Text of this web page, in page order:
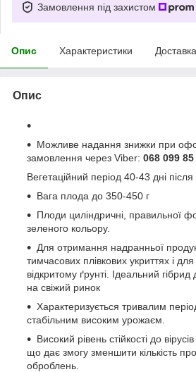
Замовлення під захистом
Опис Характеристики Доставка
Опис
Можливе надання знижки при
замовлення через Viber: 068 099 85
Вегетаційний період 40-43 дні після
Вага плода до 350-450 г
Плоди циліндричні, правильної
зеленого кольору.
Для отримання надранньої
тимчасових плівкових укриттях і
відкритому ґрунті. Ідеальний
на свіжий ринок
Характеризується тривалим
стабільним високим урожаєм.
Високий рівень стійкості до
що дає змогу зменшити кількість
оброблень.